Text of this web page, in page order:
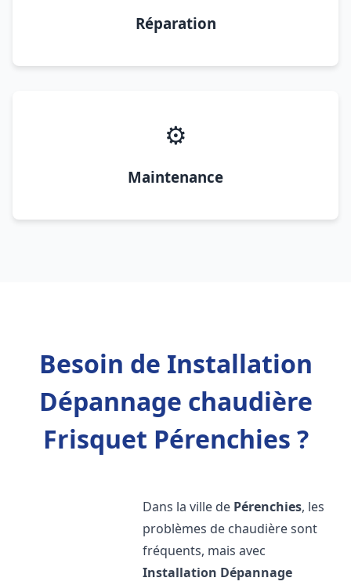
Réparation
⚙️
Maintenance
Besoin de Installation
Dépannage chaudière
Frisquet Pérenchies ?
Dans la ville de Pérenchies, les
problèmes de chaudière sont
fréquents, mais avec
Installation Dépannage